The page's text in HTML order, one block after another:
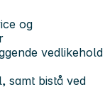
og
vedlikehold
samt bistå ved